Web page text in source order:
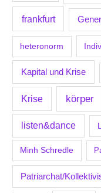
frankfurt
heteronorm
Kapital und Krise
Krise körper
listen&dance
Minh Schredle
Patriarchat/